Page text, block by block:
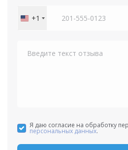
United
+1
Я даю согласие на обработку
персональных данных.